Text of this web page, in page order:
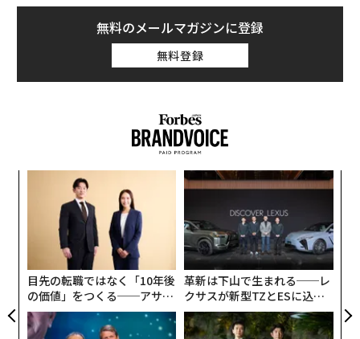
無料のメールマガジンに登録
無料登録
目先の転職ではなく「10年後
の価値」をつくる──アサイ
ンの長期伴走型支援とは
革新は下山で生まれる──レ
クサスが新型TZとESに込め
た「DISCOVER」の哲学